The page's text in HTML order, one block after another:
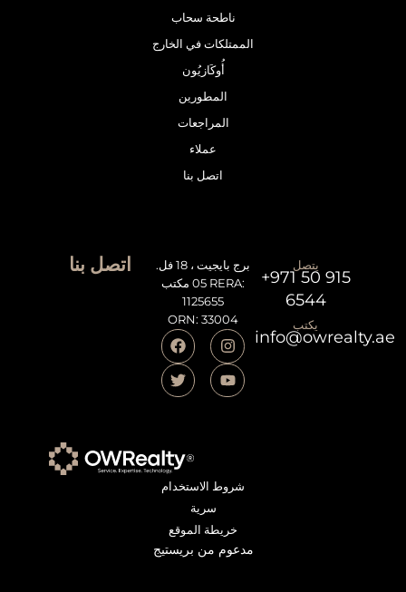
ناطحة سحاب
الممتلكات في الخارج
أُوكَازيُون
المطورين
المراجعات
عملاء
اتصل بنا
اتصل بنا
برج بايجيت ، 18 فل.
05 مكتب RERA:
1125655
ORN: 33004
يتصل
+971 50 915
6544
يكتب
info@owrealty.ae
شروط الاستخدام
سرية
خريطة الموقع
مدعوم من بريستيج